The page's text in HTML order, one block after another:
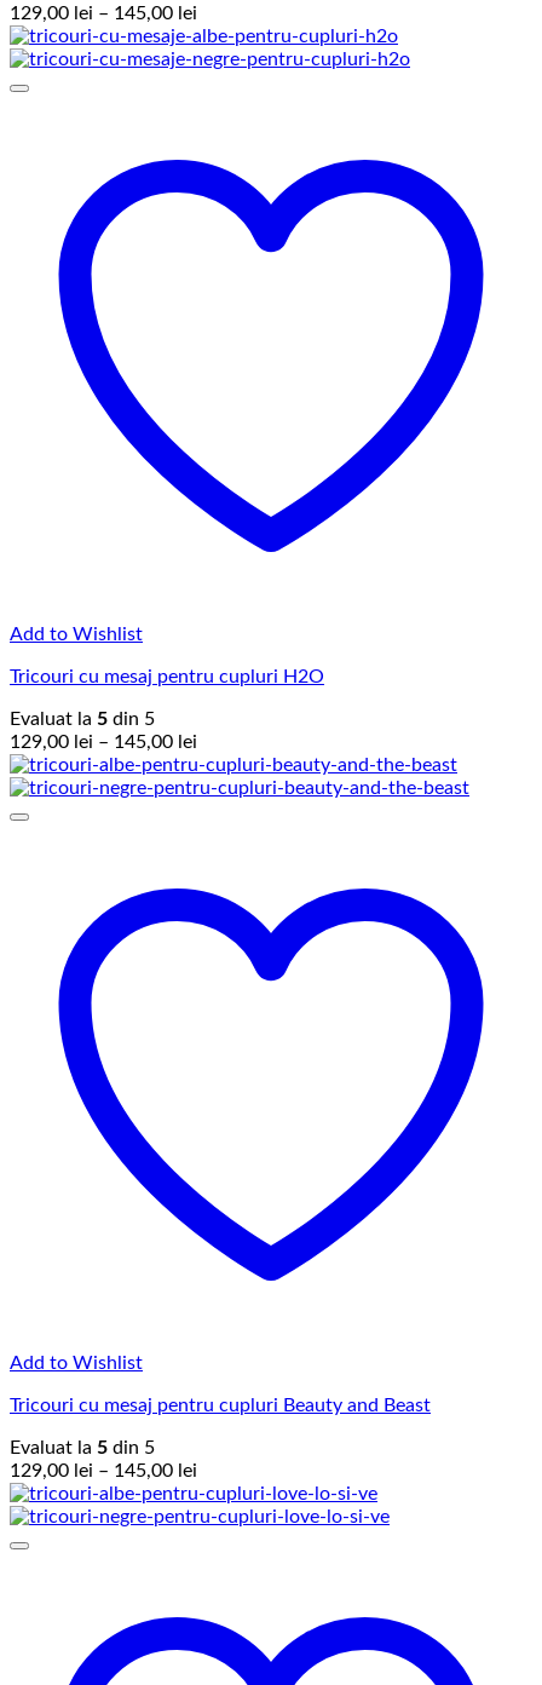
129,00 lei – 145,00 lei
de
prețuri:
Add to Wishlist
Tricouri cu mesaj pentru cupluri H2O
Evaluat la 5 din 5
129,00 lei – 145,00 lei
de
prețuri:
Add to Wishlist
Tricouri cu mesaj pentru cupluri Beauty and Beast
Evaluat la 5 din 5
129,00 lei – 145,00 lei
de
prețuri: